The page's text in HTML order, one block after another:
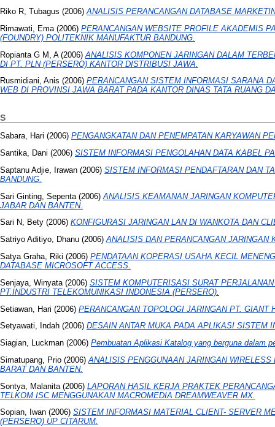
Riko R, Tubagus (2006) ANALISIS PERANCANGAN DATABASE
Rimawati, Ema (2006) PERANCANGAN WEBSITE PROFILE AKADEMIS
(FOUNDRY) POLITEKNIK MANUFAKTUR BANDUNG.
Ropianta G M, A(2006) ANALISIS KOMPONEN JARINGAN DALAM
DI PT. PLN (PERSERO) KANTOR DISTRIBUSI JAWA.
Rusmidiani, Anis (2006) PERANCANGAN SISTEM INFORMASI SARANA
WEB DI PROVINSI JAWA BARAT PADA KANTOR DINAS TATA RUANG
S
Sabara, Hari (2006) PENGANGKATAN DAN PENEMPATAN KARYAWAN
Santika, Dani (2006) SISTEM INFORMASI PENGOLAHAN DATA KABEL
Saptanu Adjie, Irawan (2006) SISTEM INFORMASI PENDAFTARAN DAN
BANDUNG.
Sari Ginting, Sepenta (2006) ANALISIS KEAMANAN JARINGAN
JABAR DAN BANTEN.
Sari N, Bety (2006) KONFIGURASI JARINGAN LAN DI WANKOTA DAN
Satriyo Aditiyo, Dhanu (2006)ANALISIS DAN PERANCANGAN JARINGAN
Satya Graha, Riki (2006) PENDATAAN KOPERASI USAHA KECIL
DATABASE MICROSOFT ACCESS.
Senjaya, Winyata (2006) SISTEM KOMPUTERISASI SURAT
PT.INDUSTRI TELEKOMUNIKASI INDONESIA (PERSERO).
Setiawan, Hari (2006) PERANCANGAN TOPOLOGI JARINGAN PT. GIANT
Setyawati, Indah (2006) DESAIN ANTAR MUKA PADA APLIKASI SISTEM
Siagian, Luckman (2006) Pembuatan Aplikasi Katalog yang berguna dalam
Simatupang, Prio (2006) ANALISIS PENGGUNAAN JARINGAN
BARAT DAN BANTEN.
Sontya, Malanita (2006) LAPORAN HASIL KERJA PRAKTEK
TELKOM ISC MENGGUNAKAN MACROMEDIA DREAMWEAVER MX.
Sopian, Iwan (2006) SISTEM INFORMASI MATERIAL CLIENT- SERVER
(PERSERO) UP CITARUM.